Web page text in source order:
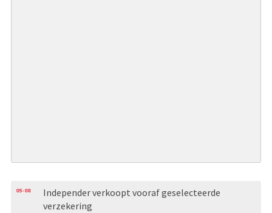
05-08
Independer verkoopt vooraf geselecteerde
verzekering